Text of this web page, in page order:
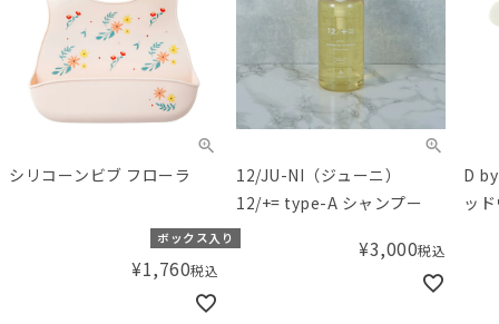
シリコーンビブ フローラ
ボックス入り
¥1,760税込
12/JU-NI（ジューニ）
12/+= type-A シャンプー
¥3,000税込
D
ッ